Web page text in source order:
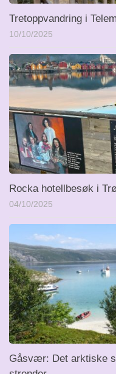
Tretoppvandring i
10/10/2025
Rocka hotellbesøk i
04/10/2025
Gåsvær: Det arktiske